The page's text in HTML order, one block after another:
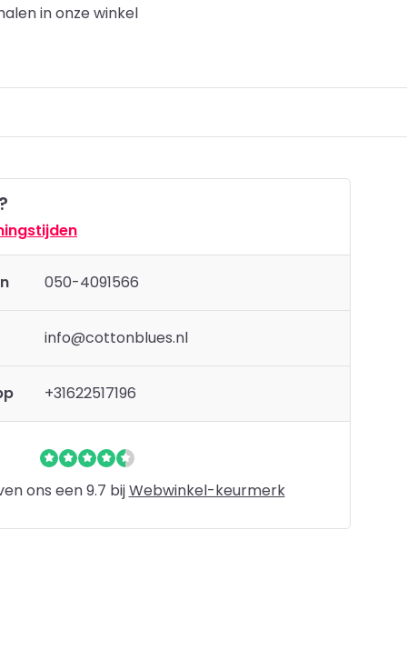
in onze winkel
050-4091566
info@cottonblues.nl
+31622517196
ons een 9.7 bijWebwinkel-keurmerk